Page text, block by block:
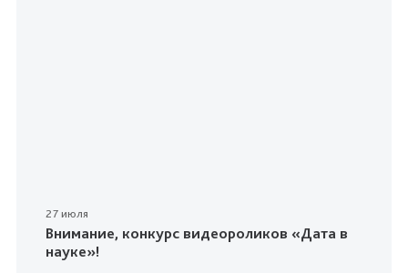
27 июля
Внимание, конкурс видеороликов «Дата в
науке»!